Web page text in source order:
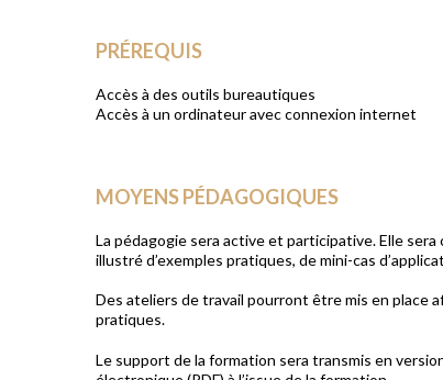
PRÉREQUIS
Accès à des outils bureautiques
Accès à un ordinateur avec connexion internet
MOYENS PÉDAGOGIQUES
La pédagogie sera active et participative. Elle
illustré d’exemples pratiques, de mini-cas
Des ateliers de travail pourront être mis en place
pratiques.
Le support de la formation sera transmis en